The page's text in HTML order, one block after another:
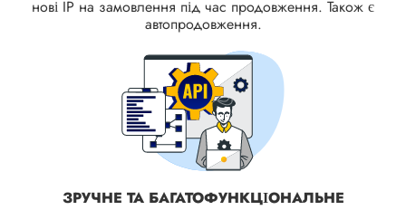
нові IP на замовлення під час продовження. Також є
автопродовження.
ЗРУЧНЕ ТА БАГАТОФУНКЦІОНАЛЬНЕ